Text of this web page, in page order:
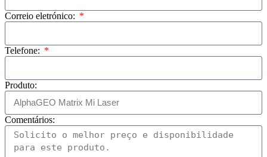
Correio eletrónico:
Telefone:
Produto:
Comentários: